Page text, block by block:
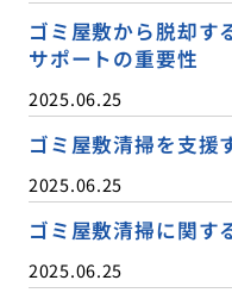
ゴミ屋敷から脱却す
サポートの重要性
2025.06.25
ゴミ屋敷清掃を支援
2025.06.25
ゴミ屋敷清掃に関す
2025.06.25